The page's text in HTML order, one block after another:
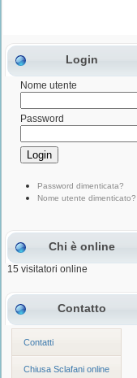
Login
Nome utente
Password
Password dimenticata?
Nome utente dimenticato?
Chi è online
15 visitatori online
Contatto
Contatti
Chiusa Sclafani online